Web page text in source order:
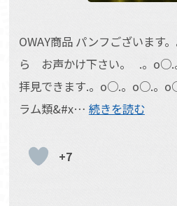
OWAY商品 パンフございます
ら お声かけ下さい。 .。o○.
拝見できます.。o○.。o○.。
ラム類&#x… 続きを読む
+7